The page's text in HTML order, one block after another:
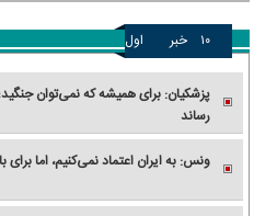
۱۰ خبر اول
پزشکیان: برای همیشه که نمی‌توان جنگید؛
رساند
ونس: به ایران اعتماد نمی‌کنیم، اما برای